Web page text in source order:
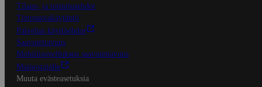
Tilaus- ja toimitusehdot
Tietosuojakäytäntö
Palvelun käyttöehdot
Saavutettavuus
Mobiilisovelluksen saavutettavuus
Mainostajalle
Muuta evästeasetuksia